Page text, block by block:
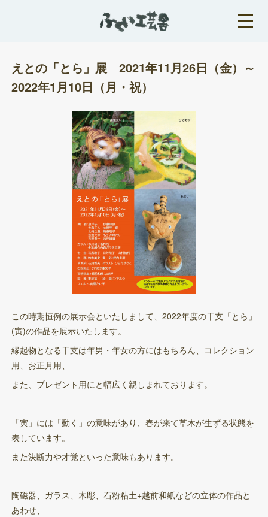
えとの「とら」展 2021年11月26日（金）～
2022年1月10日（月・祝）
この時期恒例の展示会といたしまして、2022年度の干支「とら」
(寅)の作品を展示いたします。
縁起物となる干支は年男・年女の方にはもちろん、コレクション
用、お正月用、
また、プレゼント用にと幅広く親しまれております。
「寅」には「動く」の意味があり、春が来て草木が生ずる状態を
表しています。
また決断力や才覚といった意味もあります。
陶磁器、ガラス、木彫、石粉粘土+越前和紙などの立体の作品と
あわせ、